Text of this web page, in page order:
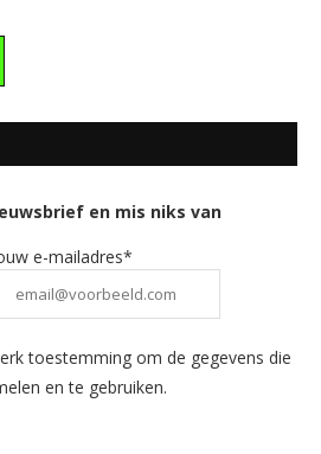
en mis niks van
e-mailadres*
toestemming om de gegevens die
en te gebruiken.